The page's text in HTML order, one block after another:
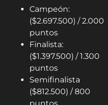
Campeón:
($2.697.500) / 2.000
puntos
Finalista:
($1.397.500) / 1.300
puntos
Semifinalista
($812.500) / 800
puntos